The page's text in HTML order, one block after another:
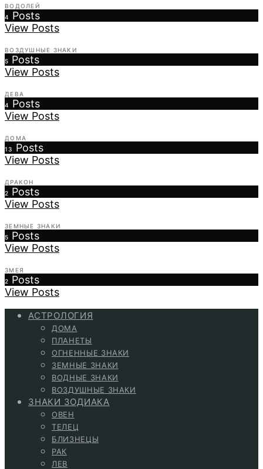
ВОДОЛЕЙ
4
Posts
View Posts
ВОЗДУШНЫЕ ЗНАКИ
5 Posts
View Posts
ДЕВА
4
Posts
View Posts
ДОМА
13
Posts
View Posts
ДРАКОН
2 Posts
View Posts
ЗЕМНЫЕ ЗНАКИ
5 Posts
View Posts
ЗМЕЯ
2 Posts
View Posts
АСТРОЛОГИЯ
ДОМА
ПЛАНЕТЫ
ОГНЕННЫЕ ЗНАКИ
ЗЕМНЫЕ ЗНАКИ
ВОДНЫЕ ЗНАКИ
ВОЗДУШНЫЕ ЗНАКИ
ЗНАКИ ЗОДИАКА
ОВЕН
ТЕЛЕЦ
БЛИЗНЕЦЫ
РАК
ЛЕВ